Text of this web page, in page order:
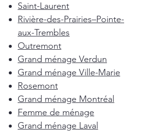
Saint-Laurent
Rivière-des-Prairies–Pointe-
aux-Trembles
Outremont
Grand ménage Verdun
Grand ménage Ville-Marie
Rosemont
Grand ménage Montréal
Femme de ménage
Grand ménage Laval